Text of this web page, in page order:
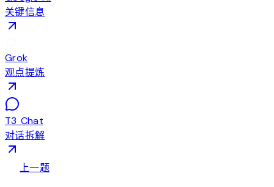
关键信息
Grok
观点提炼
T3 Chat
对话拆解
上一题